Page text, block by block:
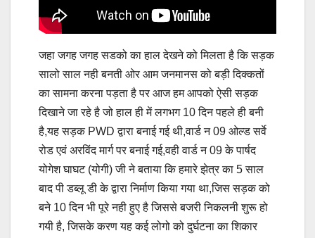
जहा जगह जगह सडको का हाल देखने को मिलता है कि सड़क
सालो साल नही बनती ओर आम जनमानस को बड़ी दिक्कतों
का सामना करना पड़ता है पर आज हम आपको ऐसी सड़क
दिखाने जा रहे है जो हाल ही में लगभग 10 दिन पहले ही बनी
है,यह सड़क PWD द्वारा बनाई गई थी,वार्ड न 09 ओल्ड सर्वे
रोड एवं अरविंद मार्ग पर बनाई गई,वही वार्ड न 09 के पार्षद
योगेश घाघट (योगी) जी ने बताया कि हमारे झेत्र का 5 साल
बाद पी डब्लू डी के द्वारा निर्माण किया गया था,जिस सड़क को
बने 10 दिन भी पूरे नही हुए है जिससे बजरी निकलनी शुरू हो
गयी है, जिसके करण यह कई लोगो को दुर्घटना का शिकार